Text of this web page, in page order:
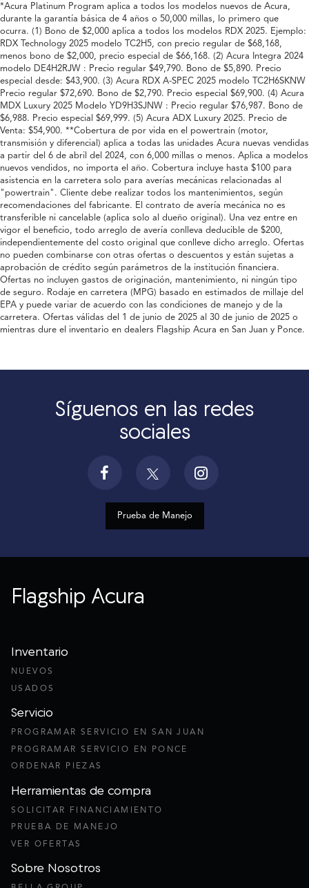
*Acura Platinum Program aplica a todos los modelos nuevos de Acura,
durante la garantía básica de 4 años o 50,000 millas, lo primero que
ocurra. (1) Bono de $2,000 aplica a todos los modelos RDX 2025. Ejemplo:
RDX Technology 2025 modelo TC2H5, con precio regular de $68,168,
menos bono de $2,000, precio especial de $66,168. (2) Acura Integra 2024
modelo DE4H2RJW : Precio regular $49,790. Bono de $5,890. Precio
especial desde: $43,900. (3) Acura RDX A-SPEC 2025 modelo TC2H6SKNW
Precio regular $72,690. Bono de $2,790. Precio especial $69,900. (4) Acura
MDX Luxury 2025 Modelo YD9H3SJNW : Precio regular $76,987. Bono de
$6,988. Precio especial $69,999. (5) Acura ADX Luxury 2025. Precio de
Venta: $54,900. **Cobertura de por vida en el powertrain (motor,
transmisión y diferencial) aplica a todas las unidades Acura nuevas vendidas
a partir del 6 de abril del 2024, con 6,000 millas o menos. Aplica a modelos
nuevos vendidos, no importa el año. Cobertura incluye hasta $100 para
asistencia en la carretera solo para averías mecánicas relacionadas al
"powertrain". Cliente debe realizar todos los mantenimientos, según
recomendaciones del fabricante. El contrato de avería mecánica no es
transferible ni cancelable (aplica solo al dueño original). Una vez entre en
vigor el beneficio, todo arreglo de avería conlleva deducible de $200,
independientemente del costo original que conlleve dicho arreglo. Ofertas
no pueden combinarse con otras ofertas o descuentos y están sujetas a
aprobación de crédito según parámetros de la institución financiera.
Ofertas no incluyen gastos de originación, mantenimiento, ni ningún tipo
de seguro. Rodaje en carretera (MPG) basado en estimados de millaje del
EPA y puede variar de acuerdo con las condiciones de manejo y de la
carretera. Ofertas válidas del 1 de junio de 2025 al 30 de junio de 2025 o
mientras dure el inventario en dealers Flagship Acura en San Juan y Ponce.
Síguenos en las redes
sociales
Prueba de Manejo
Flagship Acura
Inventario
NUEVOS
USADOS
Servicio
PROGRAMAR SERVICIO EN SAN JUAN
PROGRAMAR SERVICIO EN PONCE
ORDENAR PIEZAS
Herramientas de compra
SOLICITAR FINANCIAMIENTO
PRUEBA DE MANEJO
VER OFERTAS
Sobre Nosotros